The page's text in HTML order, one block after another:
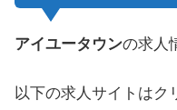
アイユータウンの求人
以下の求人サイトはク